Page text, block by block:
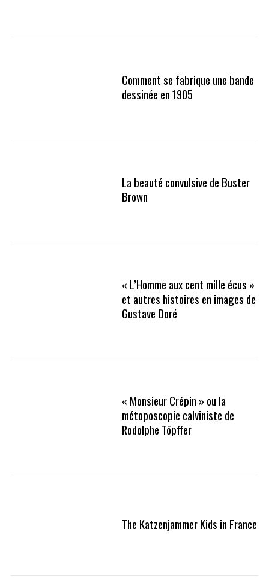
Comment se fabrique une bande
dessinée en 1905
La beauté convulsive de Buster
Brown
« L’Homme aux cent mille écus »
et autres histoires en images de
Gustave Doré
« Monsieur Crépin » ou la
métoposcopie calviniste de
Rodolphe Töpffer
The Katzenjammer Kids in France